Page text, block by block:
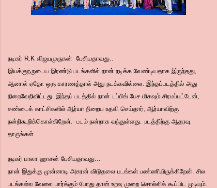
நடிகர் R.K விஜயமுருகன் பேசியதாவது..
இயக்குநருடைய இரண்டு படங்களில் நான் நடிக்க வேண்டியதாக இருந்தது,
ஆனால் ஏதோ ஒரு காரணத்தால் அது நடக்கவில்லை. இந்தப்படத்தில் அது
நிறைவேறிவிட்டது. இந்தப் படத்தில் நான் டப்பிங் பேச மிகவும் சிரமப்பட்டேன்,
சண்டைக் காட்சிகளில் ஆர்யா நிறைய உதவி செய்தார், ஆர்யாவிற்கு
நன்றிகூறிக்கொள்கிறேன். படம் நன்றாக வந்துள்ளது. படத்திற்கு ஆதரவு
தாருங்கள்
நடிகர் பாலா ஹாசன் பேசியதாவது…
நான் இதுக்கு முன்னாடி அசுரன் விடுதலை படங்கள் பண்ணியிருக்கிறேன். சில
படங்கள்ல வேலை பார்க்கும் போது தான் உறவு முறை சொல்லிக் கூப்பிட முடியும்.